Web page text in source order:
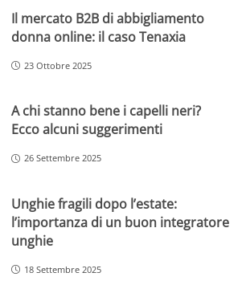
Il mercato B2B di abbigliamento
donna online: il caso Tenaxia
23 Ottobre 2025
A chi stanno bene i capelli neri?
Ecco alcuni suggerimenti
26 Settembre 2025
Unghie fragili dopo l’estate:
l’importanza di un buon integratore
unghie
18 Settembre 2025